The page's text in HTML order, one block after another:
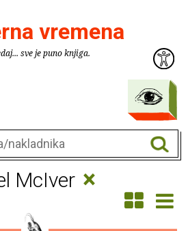
vremena
sve je puno knjiga.
McIver ×